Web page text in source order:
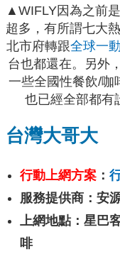
▲WIFLY因為之前
超多，有所謂七大
北市府轉跟全球一動
台也都還在。另外
一些全國性餐飲/咖
也已經全部都有
台灣大哥大
行動上網方案 ：
服務提供商：安
上網地點：星巴
啡